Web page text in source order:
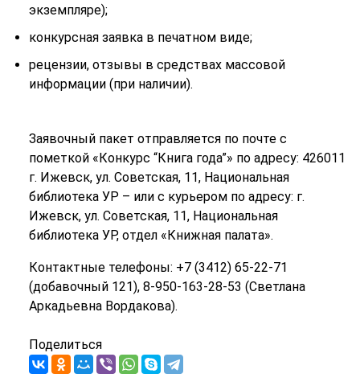
экземпляре);
конкурсная заявка в печатном виде;
рецензии, отзывы в средствах массовой
информации (при наличии).
Заявочный пакет отправляется по почте с
пометкой «Конкурс “Книга года”» по адресу: 426011
г. Ижевск, ул. Советская, 11, Национальная
библиотека УР – или с курьером по адресу: г.
Ижевск, ул. Советская, 11, Национальная
библиотека УР, отдел «Книжная палата».
Контактные телефоны: +7 (3412) 65-22-71
(добавочный 121), 8-950-163-28-53 (Светлана
Аркадьевна Вордакова).
Поделиться